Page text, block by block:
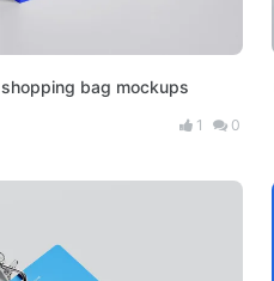
免费购物袋样机 shopping bag mockups
1 0